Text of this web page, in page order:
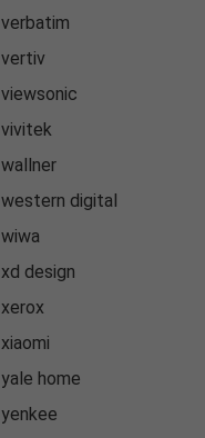
verbatim
vertiv
viewsonic
vivitek
wallner
western digital
wiwa
xd design
xerox
xiaomi
yale home
yenkee